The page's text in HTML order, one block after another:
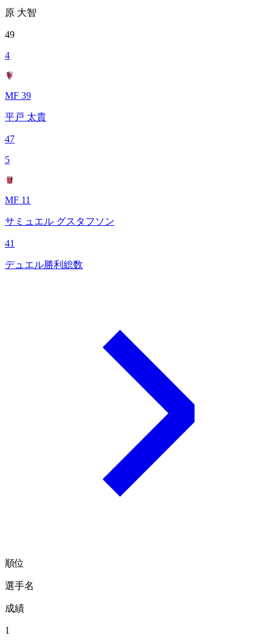
原 大智
49
4
MF 39
平戸 太貴
47
5
MF 11
サミュエル グスタフソン
41
デュエル勝利総数
順位
選手名
成績
1